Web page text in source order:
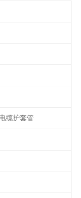
缆护套管